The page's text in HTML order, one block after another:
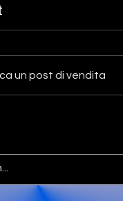
un post di vendita